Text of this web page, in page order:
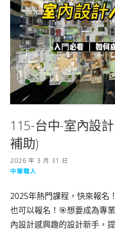
115-台中-室內設
補助)
2026 年 3 月 31 日
中華職人
2025年熱門課程，快來報名
也可以報名！🎯想要成為專
內設計感興趣的設計新手，